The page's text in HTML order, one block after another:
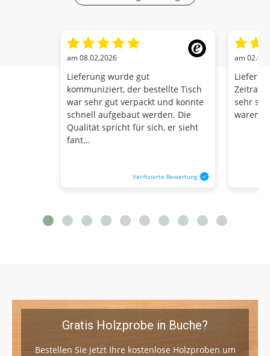
am 08.02.2026
Lieferung wurde gut
kommuniziert, der bestellte Tisch
war sehr gut verpackt und konnte
schnell aufgebaut werden. Die
Qualität spricht für sich, er sieht
fant...
Verifizierte Bewertung
am
sehr
waren
Gratis Holzprobe in Buche?
Bestellen Sie jetzt Ihre kostenlose Holzproben um